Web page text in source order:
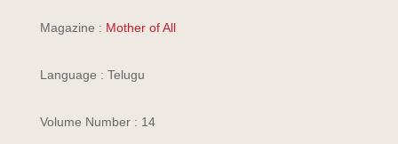
Magazine : Mother of All
Language : Telugu
Volume Number : 14